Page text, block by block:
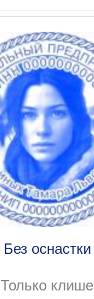
Без оснастки
Только клише